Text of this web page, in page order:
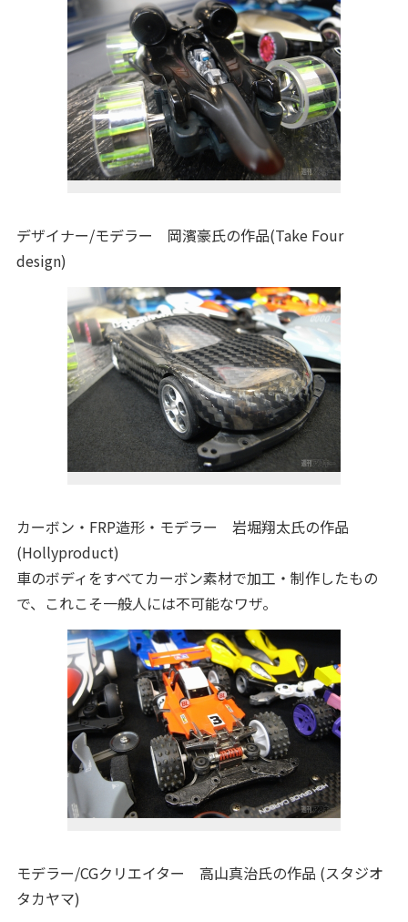
デザイナー/モデラー 岡濱豪氏の作品(Take Four
design)
カーボン・FRP造形・モデラー 岩堀翔太氏の作品
(Hollyproduct)
車のボディをすべてカーボン素材で加工・制作したもの
で、これこそ一般人には不可能なワザ。
モデラー/CGクリエイター 高山真治氏の作品 (スタジオ
タカヤマ)